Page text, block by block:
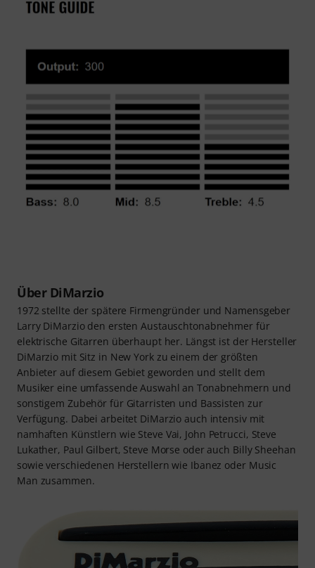
Über DiMarzio
1972 stellte der spätere Firmengründer und Namensgeber
Larry DiMarzio den ersten Austauschtonabnehmer für
elektrische Gitarren überhaupt her. Längst ist der Hersteller
DiMarzio mit Sitz in New York zu einem der größten
Anbieter auf diesem Gebiet geworden und stellt dem
Musiker eine umfassende Auswahl an Tonabnehmern und
sonstigem Zubehör für Gitarristen und Bassisten zur
Verfügung. Dabei arbeitet DiMarzio auch intensiv mit
namhaften Künstlern wie Steve Vai, John Petrucci, Steve
Lukather, Paul Gilbert, Steve Morse oder auch Billy Sheehan
sowie verschiedenen Herstellern wie Ibanez oder Music
Man zusammen.